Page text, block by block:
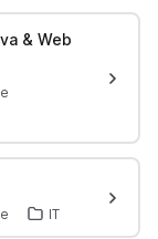
& Web
IT